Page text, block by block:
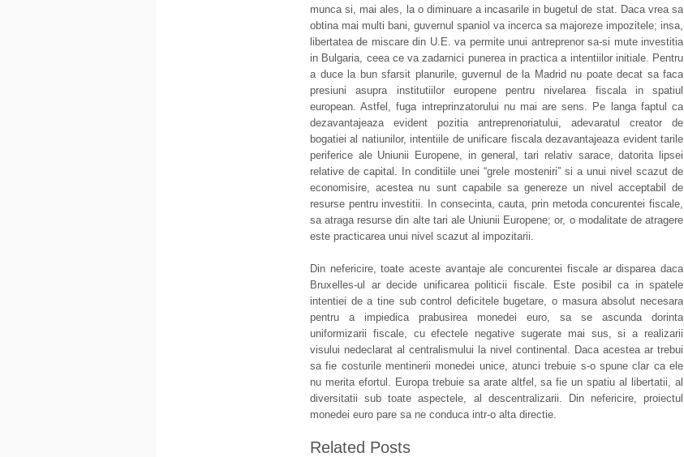
munca si, mai ales, la o diminuare a incasarile in bugetul de stat. Daca vrea sa
obtina mai multi bani, guvernul spaniol va incerca sa majoreze impozitele; insa,
libertatea de miscare din U.E. va permite unui antreprenor sa-si mute investitia
in Bulgaria, ceea ce va zadarnici punerea in practica a intentiilor initiale. Pentru
a duce la bun sfarsit planurile, guvernul de la Madrid nu poate decat sa faca
presiuni asupra institutiilor europene pentru nivelarea fiscala in spatiul
european. Astfel, fuga intreprinzatorului nu mai are sens. Pe langa faptul ca
dezavantajeaza evident pozitia antreprenoriatului, adevaratul creator de
bogatiei al natiunilor, intentiile de unificare fiscala dezavantajeaza evident tarile
periferice ale Uniunii Europene, in general, tari relativ sarace, datorita lipsei
relative de capital. In conditiile unei “grele mosteniri” si a unui nivel scazut de
economisire, acestea nu sunt capabile sa genereze un nivel acceptabil de
resurse pentru investitii. In consecinta, cauta, prin metoda concurentei fiscale,
sa atraga resurse din alte tari ale Uniunii Europene; or, o modalitate de atragere
este practicarea unui nivel scazut al impozitarii.
Din nefericire, toate aceste avantaje ale concurentei fiscale ar disparea daca
Bruxelles-ul ar decide unificarea politicii fiscale. Este posibil ca in spatele
intentiei de a tine sub control deficitele bugetare, o masura absolut necesara
pentru a impiedica prabusirea monedei euro, sa se ascunda dorinta
uniformizarii fiscale, cu efectele negative sugerate mai sus, si a realizarii
visului nedeclarat al centralismului la nivel continental. Daca acestea ar trebui
sa fie costurile mentinerii monedei unice, atunci trebuie s-o spune clar ca ele
nu merita efortul. Europa trebuie sa arate altfel, sa fie un spatiu al libertatii, al
diversitatii sub toate aspectele, al descentralizarii. Din nefericire, proiectul
monedei euro pare sa ne conduca intr-o alta directie.
Related Posts